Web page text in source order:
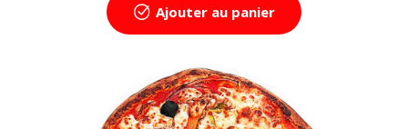
Ajouter au panier